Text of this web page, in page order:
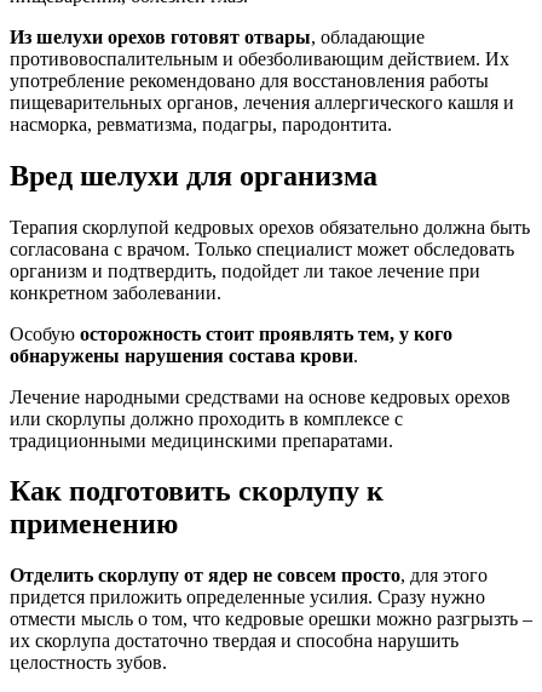
Из шелухи орехов готовят отвары, обладающие
противовоспалительным и обезболивающим действием. Их
употребление рекомендовано для восстановления работы
пищеварительных органов, лечения аллергического кашля и
насморка, ревматизма, подагры, пародонтита.
Вред шелухи для организма
Терапия скорлупой кедровых орехов обязательно должна быть
согласована с врачом. Только специалист может обследовать
организм и подтвердить, подойдет ли такое лечение при
конкретном заболевании.
Особую осторожность стоит проявлять тем, у кого
обнаружены нарушения состава крови.
Лечение народными средствами на основе кедровых орехов
или скорлупы должно проходить в комплексе с
традиционными медицинскими препаратами.
Как подготовить скорлупу к
применению
Отделить скорлупу от ядер не совсем просто, для этого
придется приложить определенные усилия. Сразу нужно
отмести мысль о том, что кедровые орешки можно разгрызть –
их скорлупа достаточно твердая и способна нарушить
целостность зубов.